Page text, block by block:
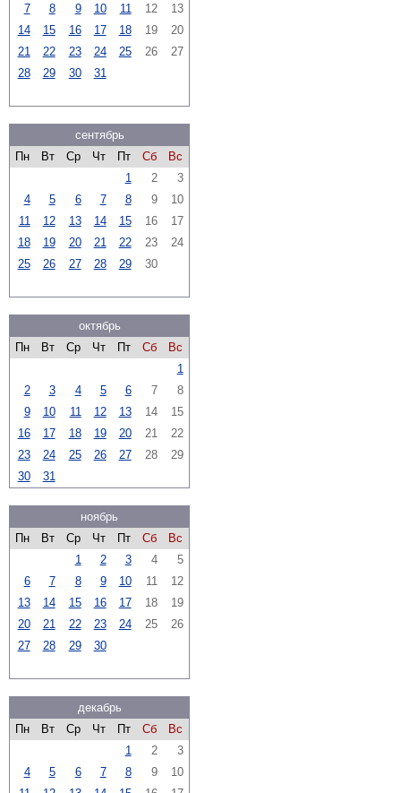
7
8 9 10 11 12
13
14
15 16 17 18 19
20
21
22 23 24 25 26
27
28
29 30 31
сентябрь
Пн
Вт Ср Чт Пт Сб
Вс
1
2
3
4
5 6 7 8 9
10
11
12 13 14 15 16
17
18
19 20 21 22 23
24
25
26 27 28 29 30
октябрь
Пн
Вт Ср Чт Пт Сб
Вс
1
2
3 4 5 6 7
8
9
10 11 12 13 14
15
16
17 18 19 20 21
22
23
24 25 26 27 28
29
30
31
ноябрь
Пн
Вт Ср Чт Пт Сб
Вс
1
2 3 4
5
6
7 8 9 10 11
12
13
14 15 16 17 18
19
20
21 22 23 24 25
26
27
28 29 30
декабрь
Пн
Вт Ср Чт Пт Сб
Вс
1
2
3
4
5 6 7 8 9
10